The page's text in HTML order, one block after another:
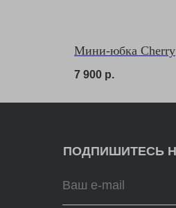
Мини-юбка Cherry
7 900 р.